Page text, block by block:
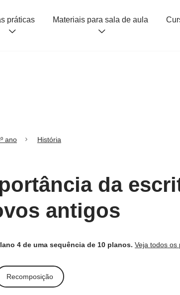
práticas Materiais para sala de aula
ano História
da
antigos
4 de uma sequência de 10 planos. Veja todos os
Recomposição